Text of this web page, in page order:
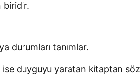
biridir.
durumları tanımlar.
duyguyu yaratan kitaptan söz